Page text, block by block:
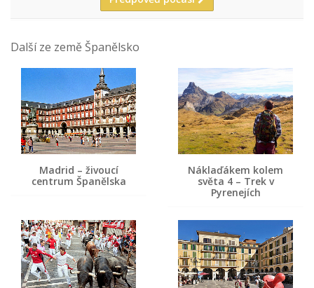
Další ze země Španělsko
Madrid – živoucí
centrum Španělska
Náklaďákem kolem
světa 4 – Trek v
Pyrenejích